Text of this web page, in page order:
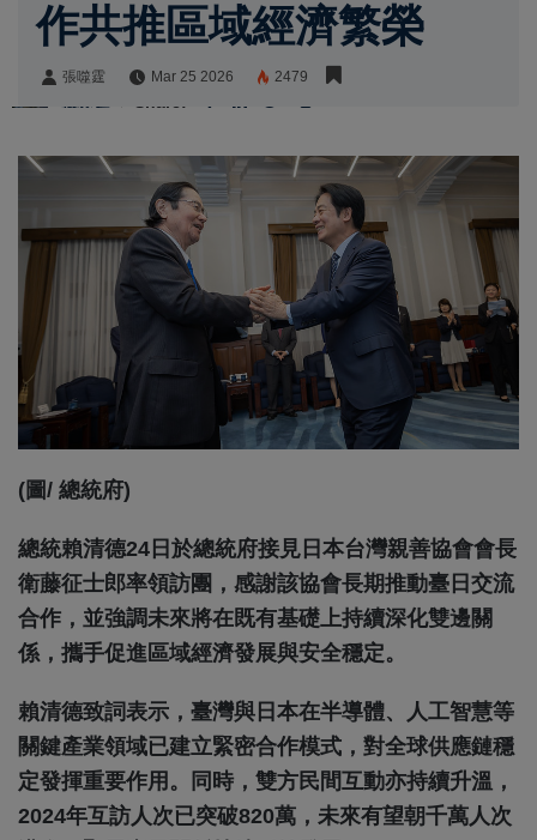
作共推區域經濟繁榮
張噬霆 Mar 25 2026 2479
(圖/ 總統府)
總統賴清德24日於總統府接見日本台灣親善協會會長
衛藤征士郎率領訪團，感謝該協會長期推動臺日交流
合作，並強調未來將在既有基礎上持續深化雙邊關
係，攜手促進區域經濟發展與安全穩定。
賴清德致詞表示，臺灣與日本在半導體、人工智慧等
關鍵產業領域已建立緊密合作模式，對全球供應鏈穩
定發揮重要作用。同時，雙方民間互動亦持續升溫，
2024年互訪人次已突破820萬，未來有望朝千萬人次